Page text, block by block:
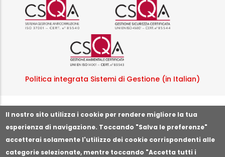
Il nostro sito utilizza i cookie per rendere migliore la tua
esperienza di navigazione. Toccando "Salva le preferenze"
accetterai solamente l'utilizzo dei cookie corrispondenti alle
categorie selezionate, mentre toccando "Accetta tutti i
Logo certificazione ISO 37001
Logo
Logo certificazione ISO
Politica integrata Sistemi di Gestione (in Italian)
Segnala illeciti o irregolarità